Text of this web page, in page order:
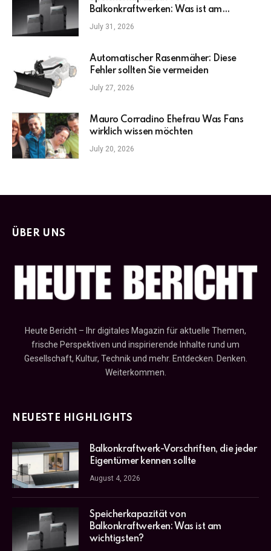
Balkonkraftwerken: Was ist am
wichtigsten?
July 31, 2026
Automatischer Rasenmäher: Diese
Fehler sollten Sie vermeiden
July 27, 2026
Mauro Corradino Ehefrau Was Fans
wirklich wissen möchten
July 20, 2026
ÜBER UNS
Heute Bericht – Ihr digitales Magazin für aktuelle Themen,
frische Perspektiven und inspirierende Inhalte rund um
Gesellschaft, Kultur, Technik und mehr. Entdecken. Denken.
Weiterkommen.
NEUESTE HIGHLIGHTS
Balkonkraftwerk-Vorschriften, die jeder
Eigentümer kennen sollte
August 4, 2026
Speicherkapazität von
Balkonkraftwerken: Was ist am
wichtigsten?